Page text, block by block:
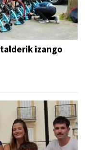
izango